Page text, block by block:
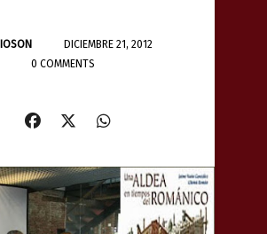
DICIEMBRE 21, 2012
0 COMMENTS